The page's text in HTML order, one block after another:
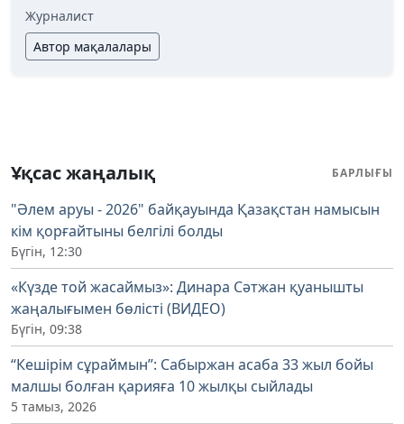
Журналист
Автор мақалалары
Ұқсас жаңалық БАРЛЫҒЫ
"Әлем аруы - 2026" байқауында Қазақстан намысын
кім қорғайтыны белгілі болды
Бүгін, 12:30
«Күзде той жасаймыз»: Динара Сәтжан қуанышты
жаңалығымен бөлісті (ВИДЕО)
Бүгін, 09:38
“Кешірім сұраймын”: Сабыржан асаба 33 жыл бойы
малшы болған қарияға 10 жылқы сыйлады
5 тамыз, 2026